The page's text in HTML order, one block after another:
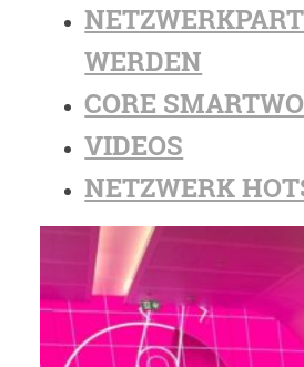
WERDEN
CORE
VIDEOS
NETZWERK